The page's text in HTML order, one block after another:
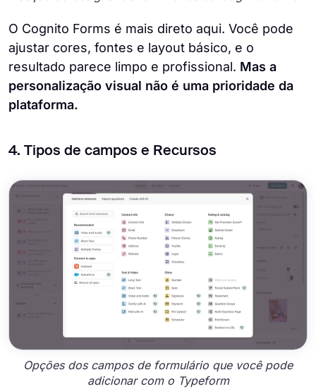
O Cognito Forms é mais direto aqui. Você pode
ajustar cores, fontes e layout básico, e o
resultado parece limpo e profissional. Mas a
personalização visual não é uma prioridade da
plataforma.
4. Tipos de campos e Recursos
Opções dos campos de formulário que você pode
adicionar com o Typeform